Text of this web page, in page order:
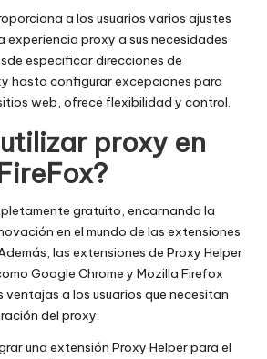
a los usuarios varios ajustes
proxy a sus necesidades
especificar direcciones de
hasta configurar excepciones para
web, ofrece flexibilidad y control.
proxy en
gratuito, encarnando la
en el mundo de las extensiones
las extensiones de Proxy Helper
Google Chrome y Mozilla Firefox
a los usuarios que necesitan
del proxy.
una extensión Proxy Helper para el